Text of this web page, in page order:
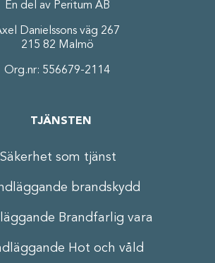
En del av Peritum AB
Danielssons väg 267
215 82 Malmö
Org.nr: 556679-2114
TJÄNSTEN
Säkerhet som tjänst
brandskydd
Brandfarlig vara
Hot och våld